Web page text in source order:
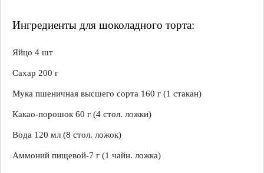
Ингредиенты для шоколадного торта:
Яйцо 4 шт
Сахар 200 г
Мука пшеничная высшего сорта 160 г (1 стакан)
Какао-порошок 60 г (4 стол. ложки)
Вода 120 мл (8 стол. ложок)
Аммоний пищевой-7 г (1 чайн. ложка)